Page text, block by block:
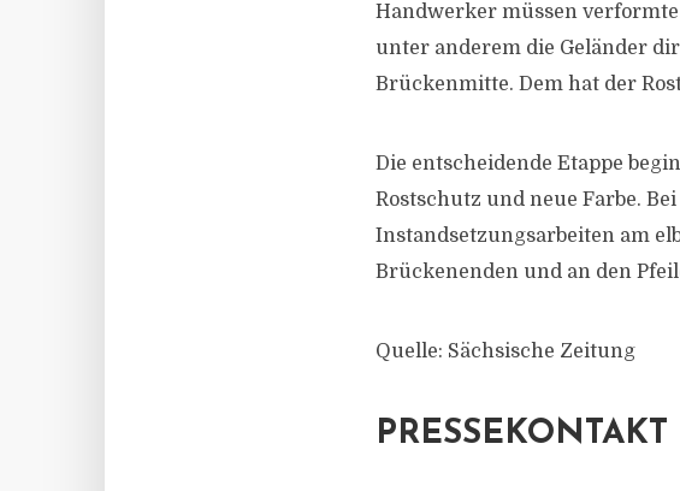
Handwerker müssen
unter anderem die Geländer
Brückenmitte. Dem hat der
Die entscheidende Etappe
Rostschutz und neue Farbe.
Instandsetzungsarbeiten am
Brückenenden und an den
Quelle: Sächsische Zeitung
PRESSEKONTAKT